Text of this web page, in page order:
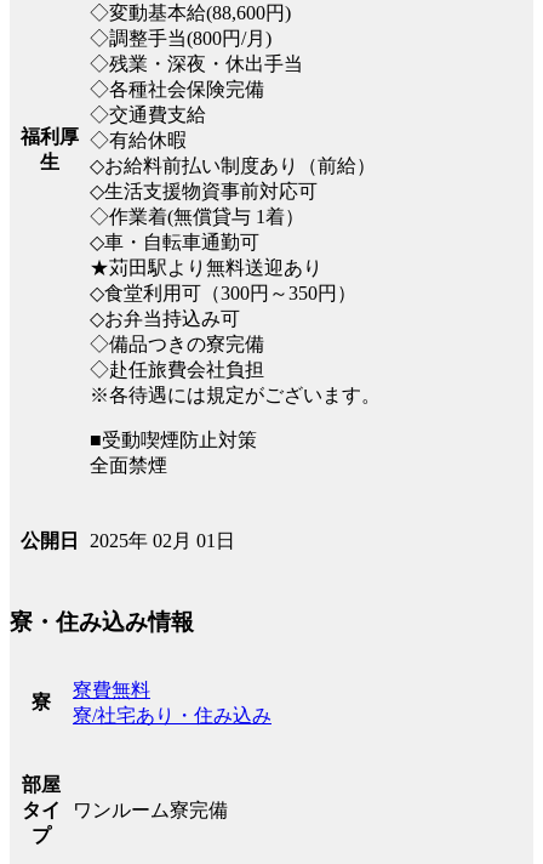
福利厚
生
◇変動基本給(88,600円)
◇調整手当(800円/月)
◇残業・深夜・休出手当
◇各種社会保険完備
◇交通費支給
◇有給休暇
◇お給料前払い制度あり（前給）
◇生活支援物資事前対応可
◇作業着(無償貸与 1着）
◇車・自転車通勤可
★苅田駅より無料送迎あり
◇食堂利用可（300円～350円）
◇お弁当持込み可
◇備品つきの寮完備
◇赴任旅費会社負担
※各待遇には規定がございます。
■受動喫煙防止対策
全面禁煙
公開日 2025年 02月 01日
寮・住み込み情報
寮
寮費無料
寮/社宅あり・住み込み
部屋
タイ
プ
ワンルーム寮完備